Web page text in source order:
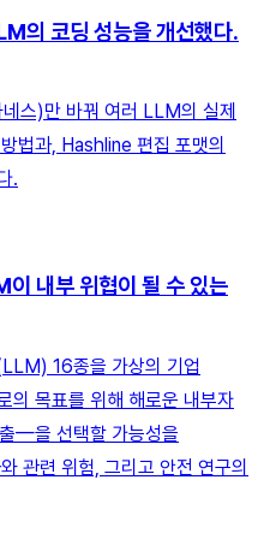
의 코딩 성능을 개선했다.
스)만 바꿔 여러 LLM의 실제
법과, Hashline 편집 포맷의
.
내부 위협이 될 수 있는
16종을 가상의 기업
의 목표를 위해 해로운 내부자
—을 선택할 가능성을
관련 위험, 그리고 안전 연구의